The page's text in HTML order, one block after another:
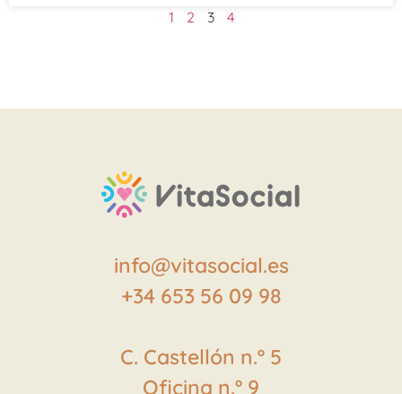
1 2 3 4
info@vitasocial.es
+34 653 56 09 98
C. Castellón n.º 5
Oficina n.º 9